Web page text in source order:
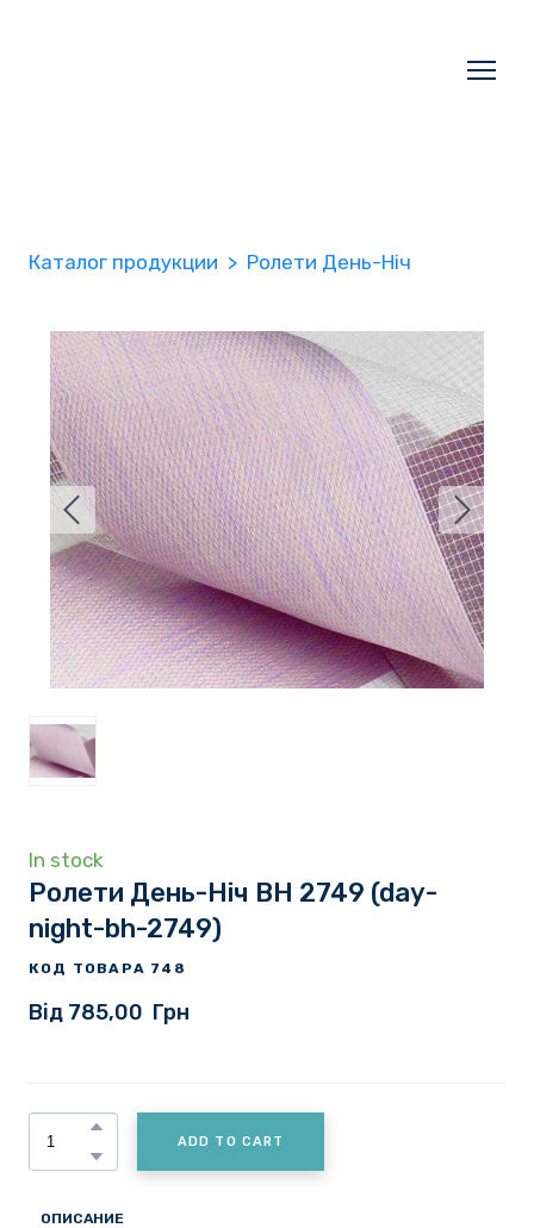
Каталог продукции Ролети День-Ніч
In stock
Ролети День-Ніч BH 2749 (day-
night-bh-2749)
КОД ТОВАРА 748
Від 785,00  Грн
ADD TO CART
ОПИСАНИЕ